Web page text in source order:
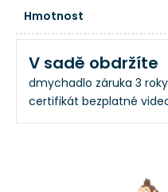
Hmotnost
V sadě obdržíte
dmychadlo záruka 3 roky
certifikát bezplatné